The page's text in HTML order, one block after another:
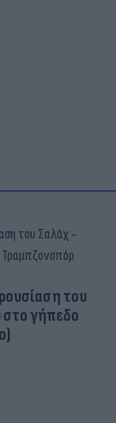
του
στο γήπεδο